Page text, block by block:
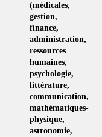
(médicales,
gestion,
finance,
administration,
ressources
humaines,
psychologie,
littérature,
communication,
mathématiques-
physique,
astronomie,